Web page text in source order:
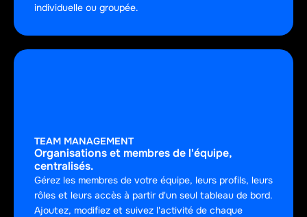
individuelle ou groupée.
TEAM MANAGEMENT
Organisations et membres de l'équipe,
centralisés.
Gérez les membres de votre équipe, leurs profils, leurs
rôles et leurs accès à partir d'un seul tableau de bord.
Ajoutez, modifiez et suivez l'activité de chaque